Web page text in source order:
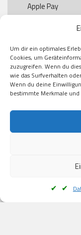
Um dir ein optimales
Cookies, um
zuzugreifen. Wenn du
wie das Surfverhalten
Wenn du deine
bestimmte Merkmale
Apple Pay
Paypal
Kauf auf
Klarna
American